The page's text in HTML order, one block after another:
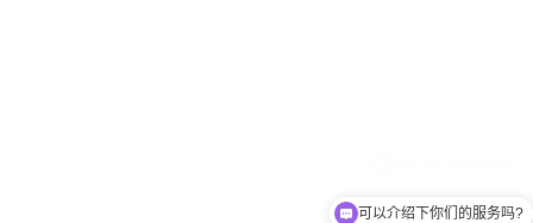
可以介绍下你们的服务吗?